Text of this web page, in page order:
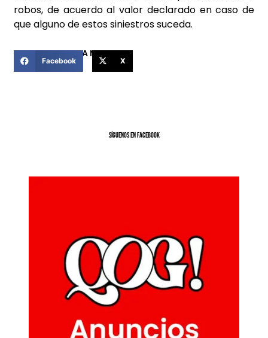
robos, de acuerdo al valor declarado en caso de
que alguno de estos siniestros suceda.
COMPARTIR ESTA NOTICIA
Facebook X
SíGUENOS EN FACEBOOK